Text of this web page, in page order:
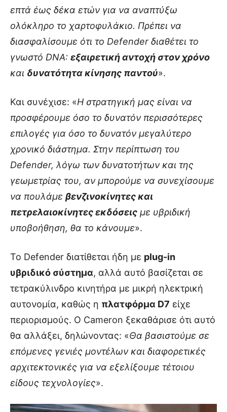
επτά έως δέκα ετών για να αναπτύξω
ολόκληρο το χαρτοφυλάκιο. Πρέπει να
διασφαλίσουμε ότι το Defender διαθέτει το
γνωστό DNA: εξαιρετική αντοχή στον χρόνο
και δυνατότητα κίνησης παντού».
Και συνέχισε: «Η στρατηγική μας είναι να
προσφέρουμε όσο το δυνατόν περισσότερες
επιλογές για όσο το δυνατόν μεγαλύτερο
χρονικό διάστημα. Στην περίπτωση του
Defender, λόγω των δυνατοτήτων και της
γεωμετρίας του, αν μπορούμε να συνεχίσουμε
να πουλάμε βενζινοκίνητες και
πετρελαιοκίνητες εκδόσεις με υβριδική
υποβοήθηση, θα το κάνουμε».
Το Defender διατίθεται ήδη με plug-in
υβριδικό σύστημα, αλλά αυτό βασίζεται σε
τετρακύλινδρο κινητήρα με μικρή ηλεκτρική
αυτονομία, καθώς η πλατφόρμα D7 είχε
περιορισμούς. Ο Cameron ξεκαθάρισε ότι αυτό
θα αλλάξει, δηλώνοντας: «Θα βασιστούμε σε
επόμενες γενιές μοντέλων και διαφορετικές
αρχιτεκτονικές για να εξελίξουμε τέτοιου
είδους τεχνολογίες».